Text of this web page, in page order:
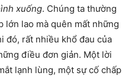
xuống. Chúng ta thường
lớn lao mà quên mất những
đó, rất nhiều khổ đau của
điều đơn giản. Một lời
lạnh lùng, một sự cố chấp